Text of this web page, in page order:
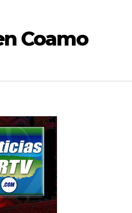
Coamo